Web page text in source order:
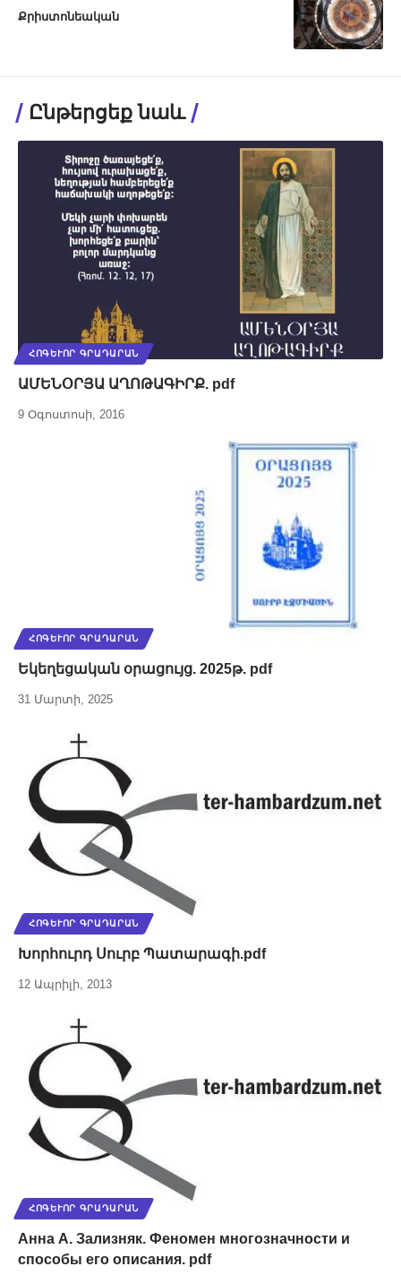
Քրիստոնեական
Ընթերցեք նաև
ՀՈԳԵՒՈՐ ԳՐԱԴԱՐԱՆ
ԱՄԵՆՕՐՅԱ ԱՂՈԹԱԳԻՐՔ. pdf
9 Օգոստոսի, 2016
ՀՈԳԵՒՈՐ ԳՐԱԴԱՐԱՆ
Եկեղեցական օրացույց. 2025թ. pdf
31 Մարտի, 2025
ՀՈԳԵՒՈՐ ԳՐԱԴԱՐԱՆ
Խորհուրդ Սուրբ Պատարագի.pdf
12 Ապրիլի, 2013
ՀՈԳԵՒՈՐ ԳՐԱԴԱՐԱՆ
Анна А. Зализняк. Феномен многозначности и
способы его описания. pdf